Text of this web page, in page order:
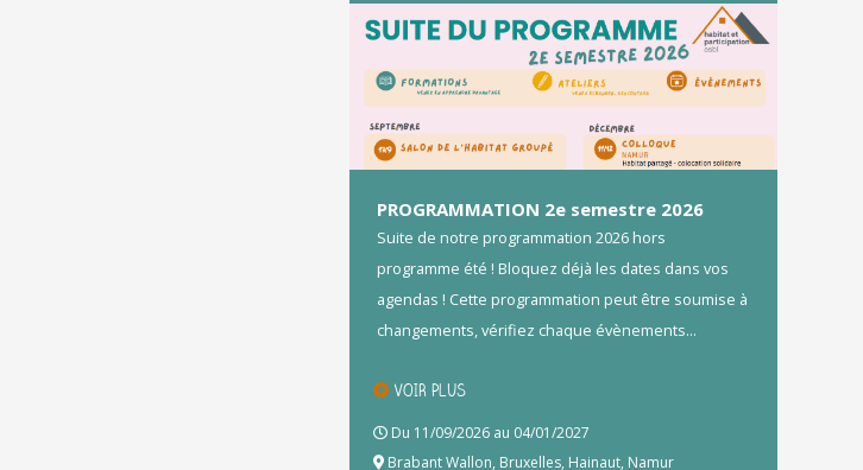
PROGRAMMATION 2e semestre 2026
Suite de notre programmation 2026 hors
programme été ! Bloquez déjà les dates dans vos
agendas ! Cette programmation peut être soumise à
changements, vérifiez chaque évènements...
VOIR PLUS
Du 11/09/2026 au 04/01/2027
Brabant Wallon, Bruxelles, Hainaut, Namur